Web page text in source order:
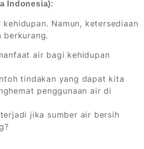
Indonesia):
Namun, ketersediaan
berkurang.
air bagi kehidupan
tindakan yang dapat kita
penggunaan air di
jika sumber air bersih